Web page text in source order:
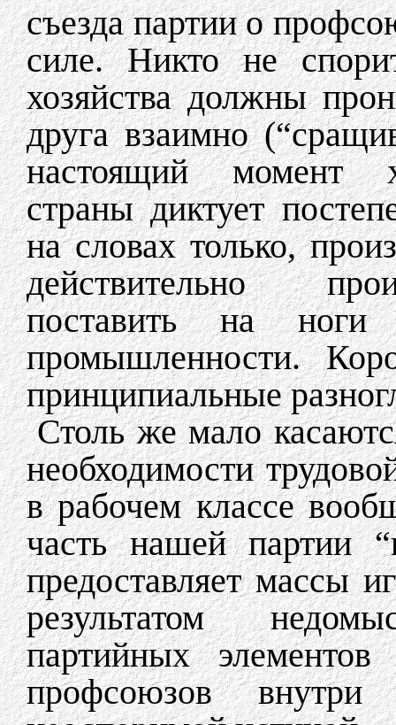
съезда партии о
силе. Никто не
хозяйства должны
друга взаимно
настоящий момент
страны диктует
на словах только,
действительно
поставить на
промышленности.
принципиальные
Столь же мало
необходимости
в рабочем классе
часть нашей партии
предоставляет массы
результатом
партийных
профсоюзов внутри